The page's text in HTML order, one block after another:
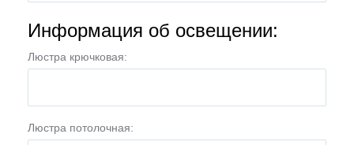
Информация об освещении:
Люстра крючковая:
Люстра потолочная: